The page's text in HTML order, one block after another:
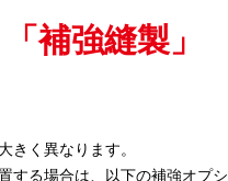
補強縫製」
きく異なります。
する場合は、以下の補強オプシ